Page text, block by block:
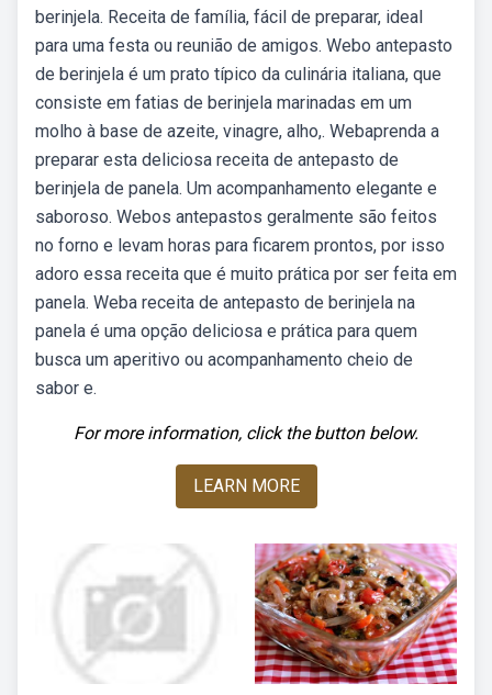
berinjela. Receita de família, fácil de preparar, ideal
para uma festa ou reunião de amigos. Webo antepasto
de berinjela é um prato típico da culinária italiana, que
consiste em fatias de berinjela marinadas em um
molho à base de azeite, vinagre, alho,. Webaprenda a
preparar esta deliciosa receita de antepasto de
berinjela de panela. Um acompanhamento elegante e
saboroso. Webos antepastos geralmente são feitos
no forno e levam horas para ficarem prontos, por isso
adoro essa receita que é muito prática por ser feita em
panela. Weba receita de antepasto de berinjela na
panela é uma opção deliciosa e prática para quem
busca um aperitivo ou acompanhamento cheio de
sabor e.
For more information, click the button below.
LEARN MORE